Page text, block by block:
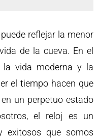
reflejar la menor
de la cueva. En el
la vida moderna y la
el tiempo hacen que
un perpetuo estado
el reloj es un
exitosos que somos